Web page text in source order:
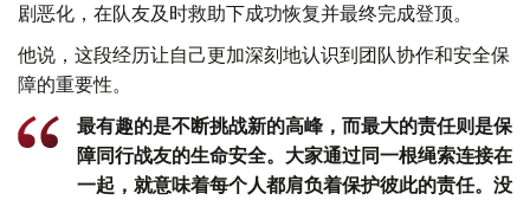
剧恶化，在队友及时救助下成功恢复并最终完成登顶。
他说，这段经历让自己更加深刻地认识到团队协作和安全保
障的重要性。
最有趣的是不断挑战新的高峰，而最大的责任则是保
障同行战友的生命安全。大家通过同一根绳索连接在
一起，就意味着每个人都肩负着保护彼此的责任。没